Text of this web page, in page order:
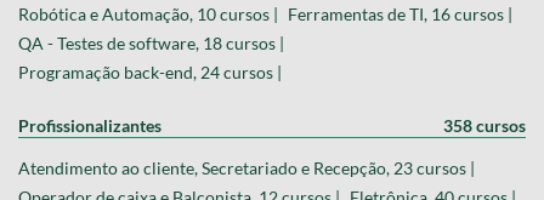
Robótica e Automação, 10 cursos | Ferramentas de TI, 16 cursos |
QA - Testes de software, 18 cursos |
Programação back-end, 24 cursos |
Profissionalizantes 358 cursos
Atendimento ao cliente, Secretariado e Recepção, 23 cursos |